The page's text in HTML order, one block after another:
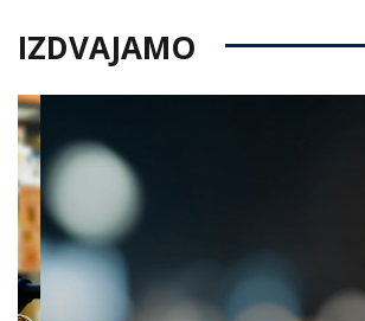
IZDVAJAMO